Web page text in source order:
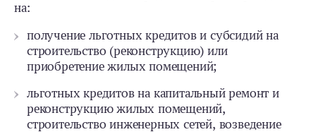
на:
получение льготных кредитов и субсидий на
строительство (реконструкцию) или
приобретение жилых помещений;
льготных кредитов на капитальный ремонт и
реконструкцию жилых помещений,
строительство инженерных сетей, возведение